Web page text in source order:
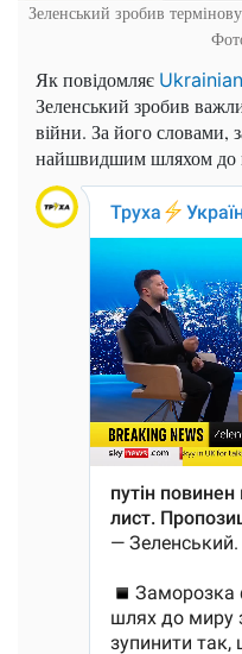
Зеленський зробив
Як повідомляє
Зеленський зробив
війни. За його словами,
найшвидшим шляхом до